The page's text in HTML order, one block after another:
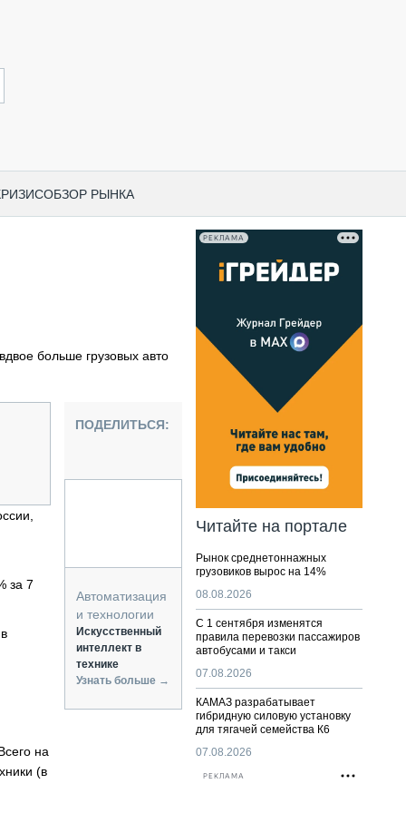
ОБЗОР РЫНКА
ТЕХНИКА
ТРАНСПОРТ
ТЕХНИКА
И СЕРВИС
больше грузовых авто
за 7
на
(в
ПОДЕЛИТЬСЯ:
Автоматизация
и технологии
Искусственный
интеллект в
технике
Узнать больше →
РЕКЛАМА
Читайте на портале
Рынок среднетоннажных
грузовиков вырос на 14%
08.08.2026
С 1 сентября изменятся
правила перевозки пассажиров
автобусами и такси
07.08.2026
КАМАЗ разрабатывает
гибридную силовую установку
для тягачей семейства К6
07.08.2026
РЕКЛАМА